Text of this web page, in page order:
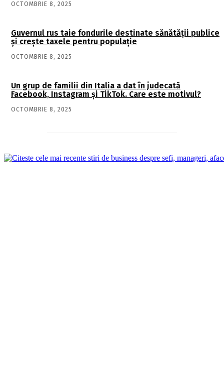
OCTOMBRIE 8, 2025
Guvernul rus taie fondurile destinate sănătății publice
și crește taxele pentru populație
OCTOMBRIE 8, 2025
Un grup de familii din Italia a dat în judecată
Facebook, Instagram și TikTok. Care este motivul?
OCTOMBRIE 8, 2025